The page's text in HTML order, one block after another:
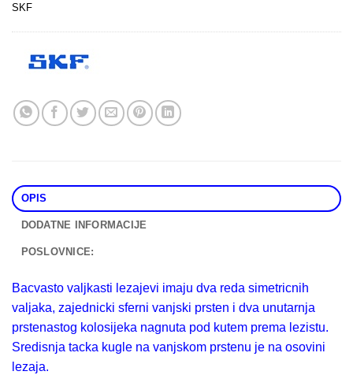
SKF
OPIS
DODATNE INFORMACIJE
POSLOVNICE:
Bacvasto valjkasti lezajevi imaju dva reda simetricnih
valjaka, zajednicki sferni vanjski prsten i dva unutarnja
prstenastog kolosijeka nagnuta pod kutem prema lezistu.
Sredisnja tacka kugle na vanjskom prstenu je na osovini
lezaja.